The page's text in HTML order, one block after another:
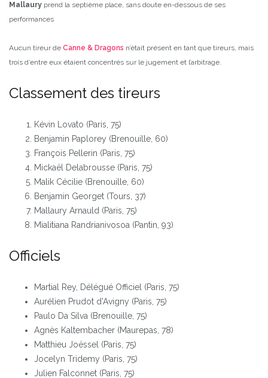
Mallaury prend la septième place, sans doute en-dessous de ses
performances
Aucun tireur de Canne & Dragons n’était présent en tant que tireurs, mais
trois d’entre eux étaient concentrés sur le jugement et l’arbitrage.
Classement des tireurs
Kévin Lovato (Paris, 75)
Benjamin Paplorey (Brenouille, 60)
François Pellerin (Paris, 75)
Mickaël Delabrousse (Paris, 75)
Malik Cécilie (Brenouille, 60)
Benjamin Georget (Tours, 37)
Mallaury Arnauld (Paris, 75)
Mialitiana Randrianivosoa (Pantin, 93)
Officiels
Martial Rey, Délégué Officiel (Paris, 75)
Aurélien Prudot d’Avigny (Paris, 75)
Paulo Da Silva (Brenouille, 75)
Agnès Kaltembacher (Maurepas, 78)
Matthieu Joëssel (Paris, 75)
Jocelyn Tridemy (Paris, 75)
Julien Falconnet (Paris, 75)